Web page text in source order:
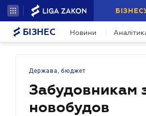
БІЗНЕС Новини
Держава, бюджет
Забудовникам
новобудов